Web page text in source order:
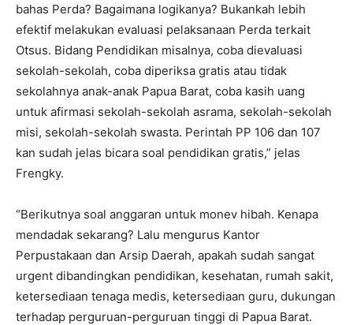
bahas Perda? Bagaimana logikanya? Bukankah lebih
efektif melakukan evaluasi pelaksanaan Perda terkait
Otsus. Bidang Pendidikan misalnya, coba dievaluasi
sekolah-sekolah, coba diperiksa gratis atau tidak
sekolahnya anak-anak Papua Barat, coba kasih uang
untuk afirmasi sekolah-sekolah asrama, sekolah-sekolah
misi, sekolah-sekolah swasta. Perintah PP 106 dan 107
kan sudah jelas bicara soal pendidikan gratis,” jelas
Frengky.
“Berikutnya soal anggaran untuk monev hibah. Kenapa
mendadak sekarang? Lalu mengurus Kantor
Perpustakaan dan Arsip Daerah, apakah sudah sangat
urgent dibandingkan pendidikan, kesehatan, rumah sakit,
ketersediaan tenaga medis, ketersediaan guru, dukungan
terhadap perguruan-perguruan tinggi di Papua Barat.